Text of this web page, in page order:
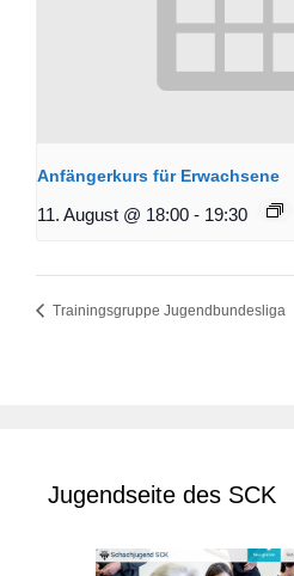
Anfängerkurs für Erwachsene
11. August @ 18:00 - 19:30
Trainingsgruppe Jugendbundesliga
Jugendseite des SCK